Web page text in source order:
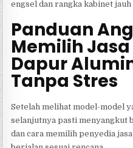
engsel dan rangka kabinet
Panduan
Memilih
Dapur
Tanpa Stres
Setelah melihat model-model
selanjutnya pasti menyangkut
dan cara memilih penyedia